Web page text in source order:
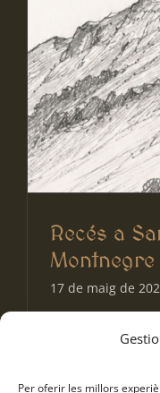
Per oferir les millors
Recés a
17 de maig de